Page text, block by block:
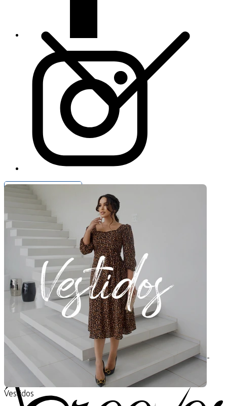
Vestidos
Pagamento
Baixe nosso APP
Kibella Moda Evangélica- Todos os direitos reservados .-
CNPJ: 30.021.025-0001-32
Plataforma: